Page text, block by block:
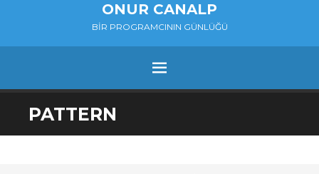
ONUR CANALP
BIR PROGRAMCININ GÜNLÜĞÜ
MENU
SKIP
TO
PATTERN